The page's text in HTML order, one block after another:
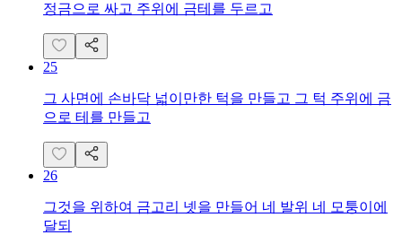
정금으로 싸고 주위에 금테를 두르고
25
그 사면에 손바닥 넓이만한 턱을 만들고 그 턱 주위에 금
으로 테를 만들고
26
그것을 위하여 금고리 넷을 만들어 네 발위 네 모퉁이에
달되